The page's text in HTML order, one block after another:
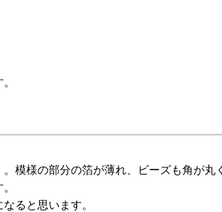
模様の部分の箔が薄れ、ビーズも角が丸
ると思います。